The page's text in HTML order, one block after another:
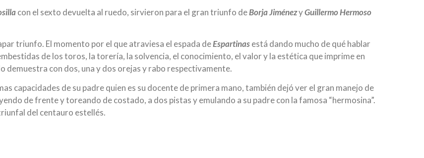
con el sexto devuelta al ruedo, sirvieron para el gran triunfo deBorja JiménezyGuillermo Hermoso
triunfo. El momento por el que atraviesa el espada deEspartinasestá dando mucho de qué hablar
de los toros, la torería, la solvencia, el conocimiento, el valor y la estética que imprime en
demuestra con dos, una y dos orejas y rabo respectivamente.
capacidades de su padre quien es su docente de primera mano, también dejó ver el gran manejo de
de frente y toreando de costado, a dos pistas y emulando a su padre con la famosa “hermosina”.
del centauro estellés.